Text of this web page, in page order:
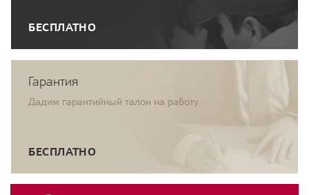
БЕСПЛАТНО
Гарантия
Дадим гарантийный талон на работу
БЕСПЛАТНО